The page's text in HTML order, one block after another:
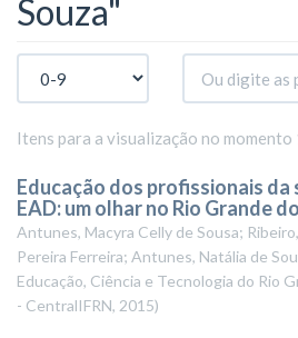
Souza"
Itens para a visualização no momento
Educação dos profissionais da
EAD: um olhar no Rio Grande
Antunes, Macyra Celly de Sousa;
Pereira Ferreira; Antunes, Natália de
Educação, Ciência e Tecnologia do Rio
- CentralIFRN, 2015)